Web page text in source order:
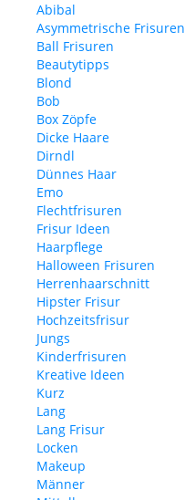
Abibal
Asymmetrische Frisuren
Ball Frisuren
Beautytipps
Blond
Bob
Box Zöpfe
Dicke Haare
Dirndl
Dünnes Haar
Emo
Flechtfrisuren
Frisur Ideen
Haarpflege
Halloween Frisuren
Herrenhaarschnitt
Hipster Frisur
Hochzeitsfrisur
Jungs
Kinderfrisuren
Kreative Ideen
Kurz
Lang
Lang Frisur
Locken
Makeup
Männer